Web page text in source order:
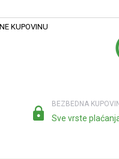
KUPOVINU
BEZBEDNA
Sve vrste